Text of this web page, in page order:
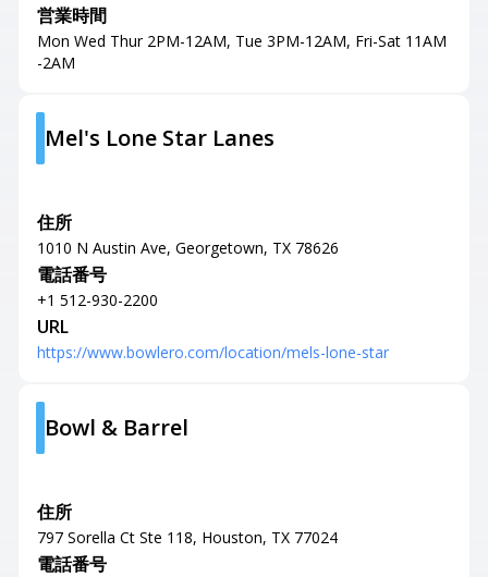
営業時間
Mon Wed Thur 2PM-12AM, Tue 3PM-12AM, Fri-Sat 11AM
-2AM
Mel's Lone Star Lanes
住所
1010 N Austin Ave, Georgetown, TX 78626
電話番号
+1 512-930-2200
URL
https://www.bowlero.com/location/mels-lone-star
Bowl & Barrel
住所
797 Sorella Ct Ste 118, Houston, TX 77024
電話番号